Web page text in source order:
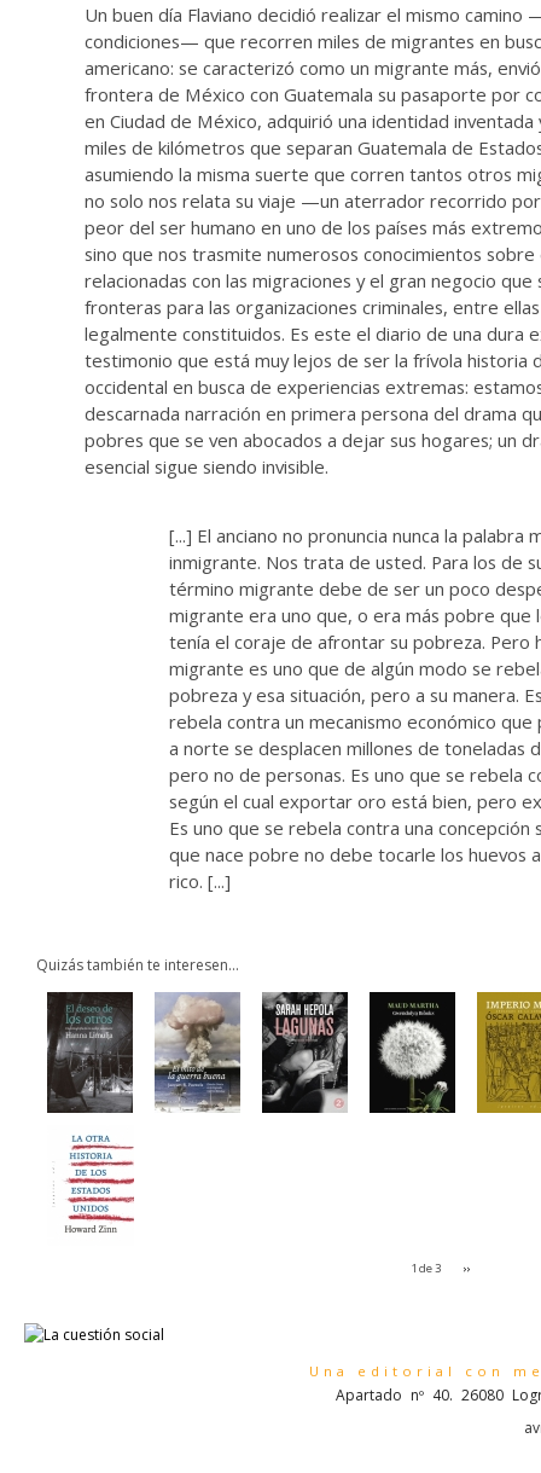
Un buen día Flaviano decidió realizar el mismo camino
condiciones— que recorren miles de migrantes en
americano: se caracterizó como un migrante más,
frontera de México con Guatemala su pasaporte por
en Ciudad de México, adquirió una identidad
miles de kilómetros que separan Guatemala de
asumiendo la misma suerte que corren tantos otros
no solo nos relata su viaje —un aterrador recorrido
peor del ser humano en uno de los países más
sino que nos trasmite numerosos conocimientos sobre
relacionadas con las migraciones y el gran negocio que
fronteras para las organizaciones criminales, entre
legalmente constituidos. Es este el diario de una dura
testimonio que está muy lejos de ser la frívola historia
occidental en busca de experiencias extremas:
descarnada narración en primera persona del drama
pobres que se ven abocados a dejar sus hogares; un
esencial sigue siendo invisible.
[...] El anciano no pronuncia nunca la palabra
inmigrante. Nos trata de usted. Para los de
término migrante debe de ser un poco
migrante era uno que, o era más pobre que
tenía el coraje de afrontar su pobreza. Pero
migrante es uno que de algún modo se
pobreza y esa situación, pero a su manera.
rebela contra un mecanismo económico
a norte se desplacen millones de toneladas
pero no de personas. Es uno que se rebela
según el cual exportar oro está bien, pero
Es uno que se rebela contra una concepción
que nace pobre no debe tocarle los huevos
rico. [...]
Quizás también te interesen...
1 de 3 ››
Una editorial con
Apartado nº 40. 26080